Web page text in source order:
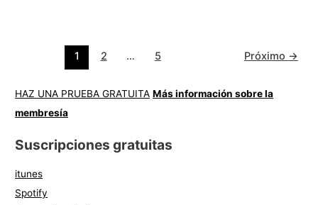
1 2 … 5 Próximo →
HAZ UNA PRUEBA GRATUITA Más información sobre la
membresía
Suscripciones gratuitas
itunes
Spotify